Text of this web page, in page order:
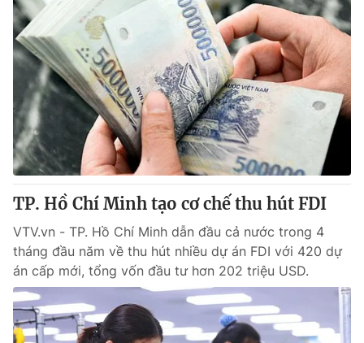
TP. Hồ Chí Minh tạo cơ chế thu hút FDI
VTV.vn - TP. Hồ Chí Minh dẫn đầu cả nước trong 4
tháng đầu năm về thu hút nhiều dự án FDI với 420 dự
án cấp mới, tổng vốn đầu tư hơn 202 triệu USD.